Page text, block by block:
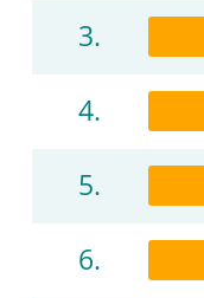
3.
4.
5.
6.